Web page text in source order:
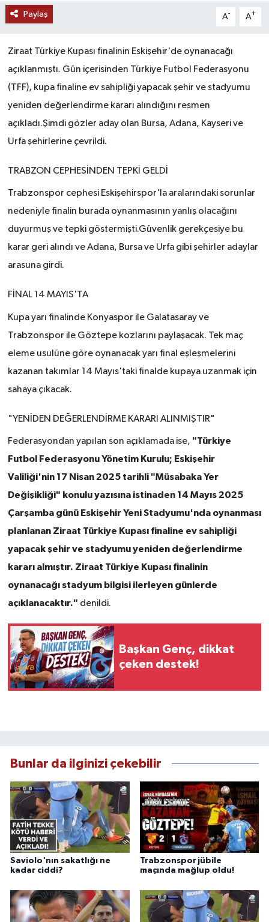
Paylaş A- A+
Ziraat Türkiye Kupası finalinin Eskişehir'de oynanacağı
açıklanmıştı. Gün içerisinden Türkiye Futbol Federasyonu
(TFF), kupa finaline ev sahipliği yapacak şehir ve stadyumu
yeniden değerlendirme kararı alındığını resmen
açıkladı.Şimdi gözler aday olan Bursa, Adana, Kayseri ve
Urfa şehirlerine çevrildi.
TRABZON CEPHESİNDEN TEPKİ GELDİ
Trabzonspor cephesi Eskişehirspor'la aralarındaki sorunlar
nedeniyle finalin burada oynanmasının yanlış olacağını
duyurmuş ve tepki göstermişti.Güvenlik gerekçesiye bu
karar geri alındı ve Adana, Bursa ve Urfa gibi şehirler adaylar
arasuna girdi.
FİNAL 14 MAYIS'TA
Kupa yarı finalinde Konyaspor ile Galatasaray ve
Trabzonspor ile Göztepe kozlarını paylaşacak. Tek maç
eleme usulüne göre oynanacak yarı final eşleşmelerini
kazanan takımlar 14 Mayıs'taki finalde kupaya uzanmak için
sahaya çıkacak.
"YENİDEN DEĞERLENDİRME KARARI ALINMIŞTIR"
Federasyondan yapılan son açıklamada ise, "Türkiye
Futbol Federasyonu Yönetim Kurulu; Eskişehir
Valiliği'nin 17 Nisan 2025 tarihli "Müsabaka Yer
Değişikliği" konulu yazısına istinaden 14 Mayıs 2025
Çarşamba günü Eskişehir Yeni Stadyumu'nda oynanması
planlanan Ziraat Türkiye Kupası finaline ev sahipliği
yapacak şehir ve stadyumu yeniden değerlendirme
kararı almıştır. Ziraat Türkiye Kupası finalinin
oynanacağı stadyum bilgisi ilerleyen günlerde
açıklanacaktır." denildi.
Başkan Genç, dikkat
çeken destek!
Bunlar da ilginizi çekebilir
Saviolo'nın sakatlığı ne
kadar ciddi?
Trabzonspor jübile
maçında mağlup oldu!